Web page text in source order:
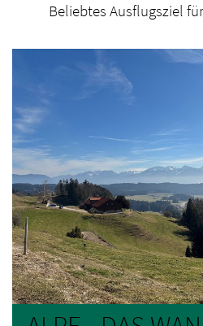
Beliebtes Ausflugsziel